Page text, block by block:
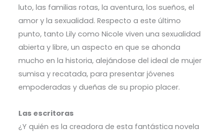
luto, las familias rotas, la aventura, los sueños, el
amor y la sexualidad. Respecto a este último
punto, tanto Lily como Nicole viven una sexualidad
abierta y libre, un aspecto en que se ahonda
mucho en la historia, alejándose del ideal de mujer
sumisa y recatada, para presentar jóvenes
empoderadas y dueñas de su propio placer.
Las escritoras
¿Y quién es la creadora de esta fantástica novela